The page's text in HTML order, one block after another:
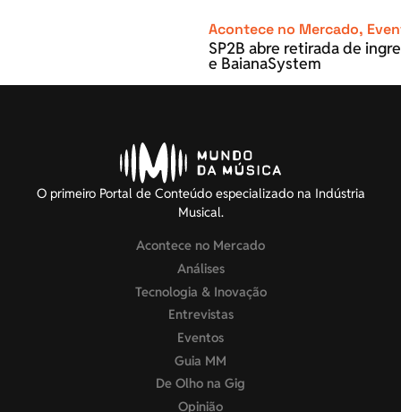
Acontece no Mercado,
SP2B abre retirada de
e BaianaSystem
O primeiro Portal de Conteúdo especializado na Indústria
Musical.
Acontece no Mercado
Análises
Tecnologia & Inovação
Entrevistas
Eventos
Guia MM
De Olho na Gig
Opinião